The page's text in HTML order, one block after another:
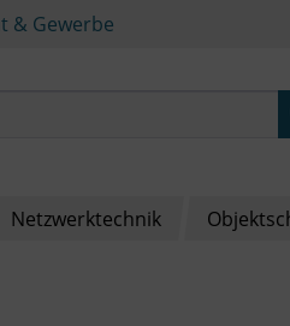
& Gewerbe
Netzwerktechnik